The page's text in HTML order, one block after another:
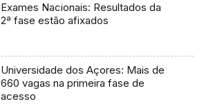
Exames Nacionais: Resultados da
2ª fase estão afixados
Universidade dos Açores: Mais de
660 vagas na primeira fase de
acesso